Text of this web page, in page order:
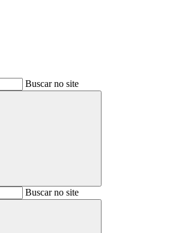
Buscar no site
BuscarBuscar no site